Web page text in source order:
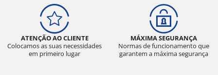
ATENÇÃO AO CLIENTE
Colocamos as suas necessidades
em primeiro lugar
MÁXIMA SEGURANÇA
Normas de funcionamento que
garantem a máxima segurança